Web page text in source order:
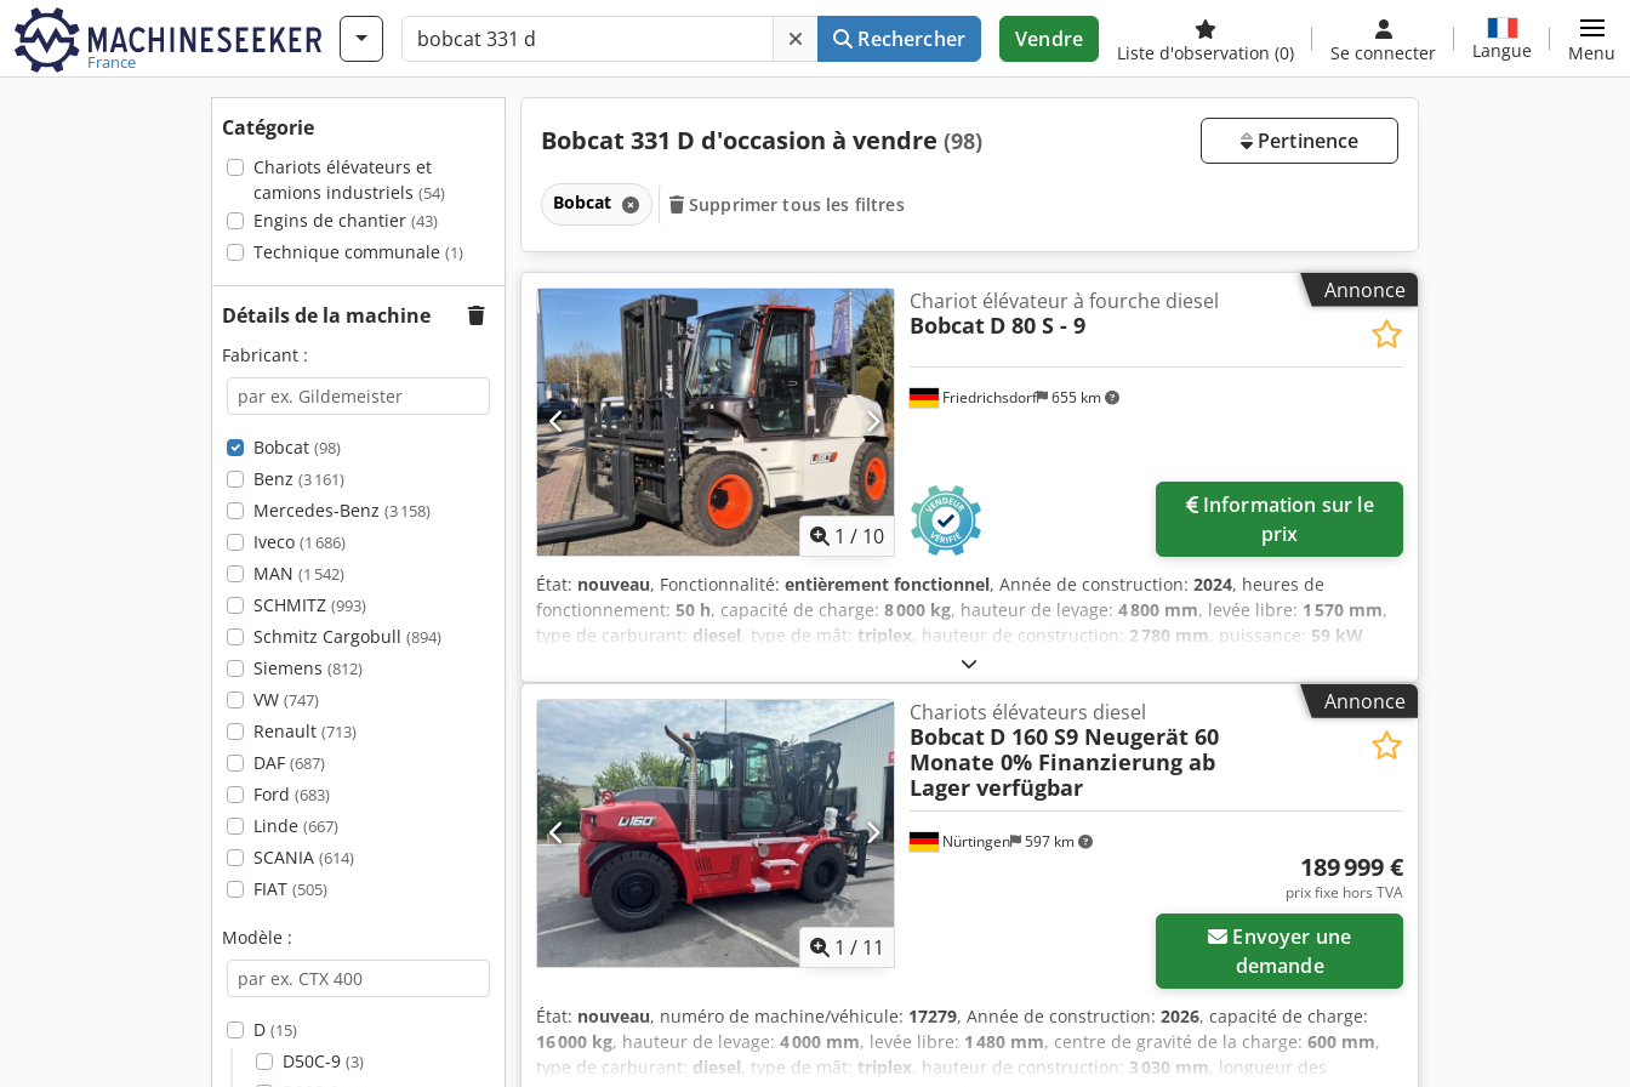
France
Rechercher Vendre
Liste d'observation (0) Se connecter Langue Menu
Catégorie
Chariots élévateurs et
camions industriels (54)
Engins de chantier (43)
Technique communale (1)
Détails de la machine
Fabricant :
Bobcat (98)
Benz (3 161)
Mercedes-Benz (3 158)
Iveco (1 686)
MAN (1 542)
SCHMITZ (993)
Schmitz Cargobull (894)
Siemens (812)
VW (747)
Renault (713)
DAF (687)
Ford (683)
Linde (667)
SCANIA (614)
FIAT (505)
Modèle :
D (15)
D50C-9 (3)
Bobcat 331 D d'occasion à vendre (98) Pertinence
Bobcat Supprimer tous les filtres
Annonce
1 / 10
Friedrichsdorf 655 km
Chariot élévateur à fourche diesel
Bobcat D 80 S - 9
Information sur le
prix
État: nouveau, Fonctionnalité: entièrement fonctionnel, Année de construction: 2024, heures de
fonctionnement: 50 h, capacité de charge: 8 000 kg, hauteur de levage: 4 800 mm, levée libre: 1 570 mm,
type de carburant: diesel, type de mât: triplex, hauteur de construction: 2 780 mm, puissance: 59 kW
, longueur des fourches:
12 406 kg, type de transmission:Diesel, Chariots élévateurs diesel Centre de charge : 600 Largeur de
fourche : 180 mm Épaisseur de la fourche : 75 mm Classe ISO : Terminal Ouest Type de mât : Triplex
Transmission : convertisseur Classe de vitesse : 20 Etat : Appareil neuf Dcjdoxr R Efjpfx Ankek État
technique : Neuf Type de pneus avant : super élastiques Pneus avant Etat : Neuf Type de pneus arrière :
Superélastiques Pneus arrière Etat : Neuf levier de vitesse latéral, positionneur de fourche, 3ème valve,
4ème valve, phare de travail arrière, phare de travail avant, chauffage, cabine complète, levée libre
complète, certificat CE, rétroviseur intérieur, rétroviseur extérieur, gyrophare, siège, Caméra avant et
arrière
Annonce
1 / 11
Nürtingen 597 km
Chariots élévateurs diesel
Bobcat D 160 S9 Neugerät 60
Monate 0% Finanzierung ab
Lager verfügbar
189 999 €
prix fixe hors TVA
demande
État: nouveau, numéro de machine/véhicule: 17279, Année de construction: 2026, capacité de charge:
16 000 kg, hauteur de levage: 4 000 mm, levée libre: 1 480 mm, centre de gravité de la charge: 600 mm,
type de carburant: diesel, type de mât: triplex, hauteur de construction: 3 030 mm, longueur des